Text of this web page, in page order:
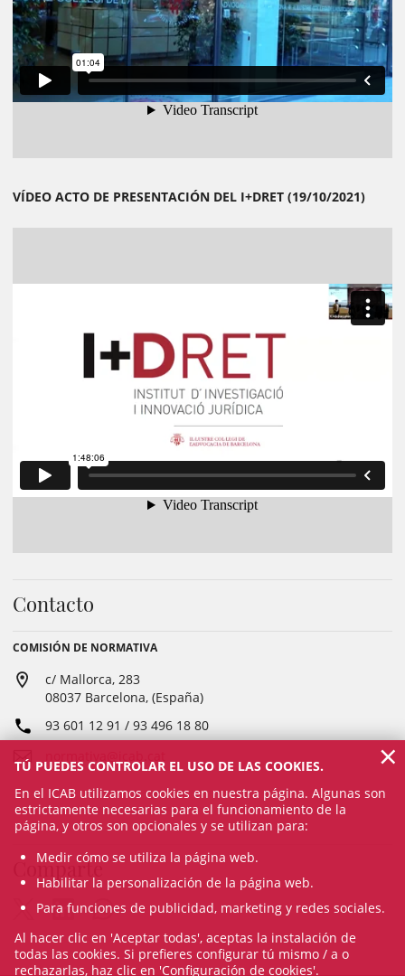
VÍDEO ACTO DE PRESENTACIÓN DEL I+DRET (19/10/2021)
Contacto
COMISIÓN DE NORMATIVA
c/ Mallorca, 283
08037 Barcelona, (España)
93 601 12 91 / 93 496 18 80
Comparte
TÚ PUEDES CONTROLAR EL USO DE LAS COOKIES.
En el ICAB utilizamos cookies en nuestra página. Algunas son
estrictamente necesarias para el funcionamiento de la
página, y otros son opcionales y se utilizan para:
Medir cómo se utiliza la página web.
Habilitar la personalización de la página web.
Para funciones de publicidad, marketing y redes sociales.
Al hacer clic en 'Aceptar todas', aceptas la instalación de
todas las cookies. Si prefieres configurar tú mismo / a o
rechazarlas, haz clic en 'Configuración de cookies'.
×